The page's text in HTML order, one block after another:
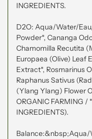
INGREDIENTS.
D2O: Aqua/Water/
Powder*, Cananga
Chamomilla Recutita
Europaea (Olive) Leaf
Extract*, Rosmarinus
Raphanus Sativus
(Ylang Ylang) Flower
ORGANIC FARMING /
INGREDIENTS).
Balance:&nbsp;Aqua/